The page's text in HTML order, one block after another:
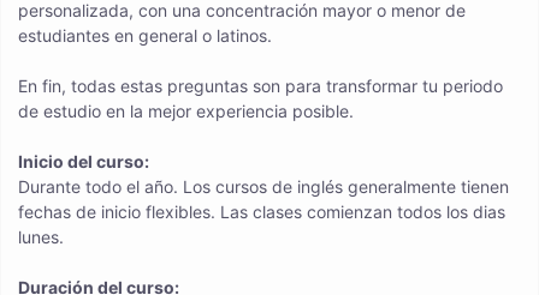
personalizada, con una concentración mayor o menor de
estudiantes en general o latinos.
En fin, todas estas preguntas son para transformar tu periodo
de estudio en la mejor experiencia posible.
Inicio del curso:
Durante todo el año. Los cursos de inglés generalmente tienen
fechas de inicio flexibles. Las clases comienzan todos los dias
lunes.
Duración del curso: